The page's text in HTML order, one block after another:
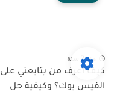
منذ 2 سنة
كيف اعرف من يتابعني على
الفيس بوك؟ وكيفية حل